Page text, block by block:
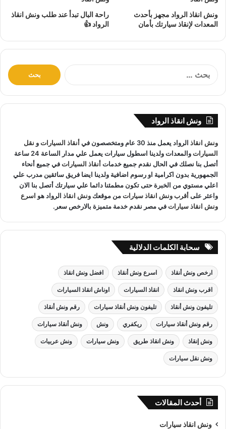
نقوم بتتبع جميع سيارات الانقاذ من خلال GPS.
يوجدونش انقاذ سيارات
الأسبوع.
لدينا على دراية باستخدام أحدث
المعدات والتقنيات ورفع السيارات.
فريق سائقين و وناشين قادرين على التعامل مع كافة مواقف سيارتك
سحب سياراتأورفع سيارات أوإنقاذ سياراتاذا كان عطل او
حادث
ونش انقاذ سيارات الرواد نحن أسرع ونش انقاذمما يجعل
خدمةانقاذ السيارات سهل على عملائنا.
ونش انقاذ الرواد مجهز بأحدث
المعدات لإنقاذ سيارتك بأمان
راحة البال تبدأ عند طلب ونش انقاذ
الرواد 👍
:
ونش انقاذ الرواد
ونش انقاذ الرواد يعمل منذ 30 عام ومتخصصون في أنقاذ السياراتو نقل
السيارات
والمعدات ولدينا اسطول سيارات يعمل علي مدار الساعة 24 ساعة
أتصل بنا نصلك في الحال نقدم جميع خدماتأنقاذ السياراتفي جميع أنحاء
الجمهورية بدون اكرامية او رسوم اضافية ولدينا ايضا فريق سائقين مدرب علي
اعلي مستوي من الخبرة حتى تكون مطمئنا دائما علي سيارتك أتصل بنا الان
واعثر علىأقرب ونش انقاذ سياراتمن موقعك ونش انقاذ الرواد هو اسرع
ونش انقاذ سياراتفي مصر نقدم خدمة متميزة بالارخص سعر.
سحابة الكلمات الدلالية
ارخص ونش أنقاذ اسرع ونش أنقاذ افضل ونش انقاذ
اقرب ونش انقاذ انقاذ السيارات اوناش انقاذ السيارات
تليفون ونش أنقاذ تليفون ونش أنقاذ سيارات رقم ونش أنقاذ
رقم ونش أنقاذ سيارات ريكفري ونش ونش أنقاذ سيارات
ونش إنقاذ ونش انقاذ طريق ونش سيارات ونش عربيات
ونش نقل سيارات
أحدث المقالات
ونش انقاذ سيارات